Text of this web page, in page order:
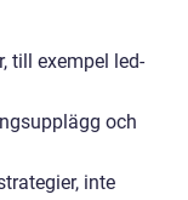
till exempel led-
och
inte